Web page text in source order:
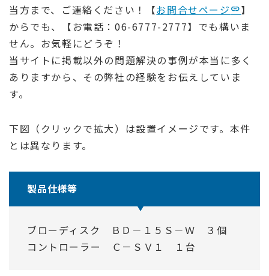
当方まで、ご連絡ください！【お問合せページ
】
からでも、【お電話：06-6777-2777】でも構いま
せん。お気軽にどうぞ！
当サイトに掲載以外の問題解決の事例が本当に多く
ありますから、その弊社の経験をお伝えしていま
す。
下図（クリックで拡大）は設置イメージです。本件
とは異なります。
製品仕様等
ブローディスク ＢＤ－１５Ｓ－Ｗ ３個
コントローラー Ｃ－ＳＶ１ １台